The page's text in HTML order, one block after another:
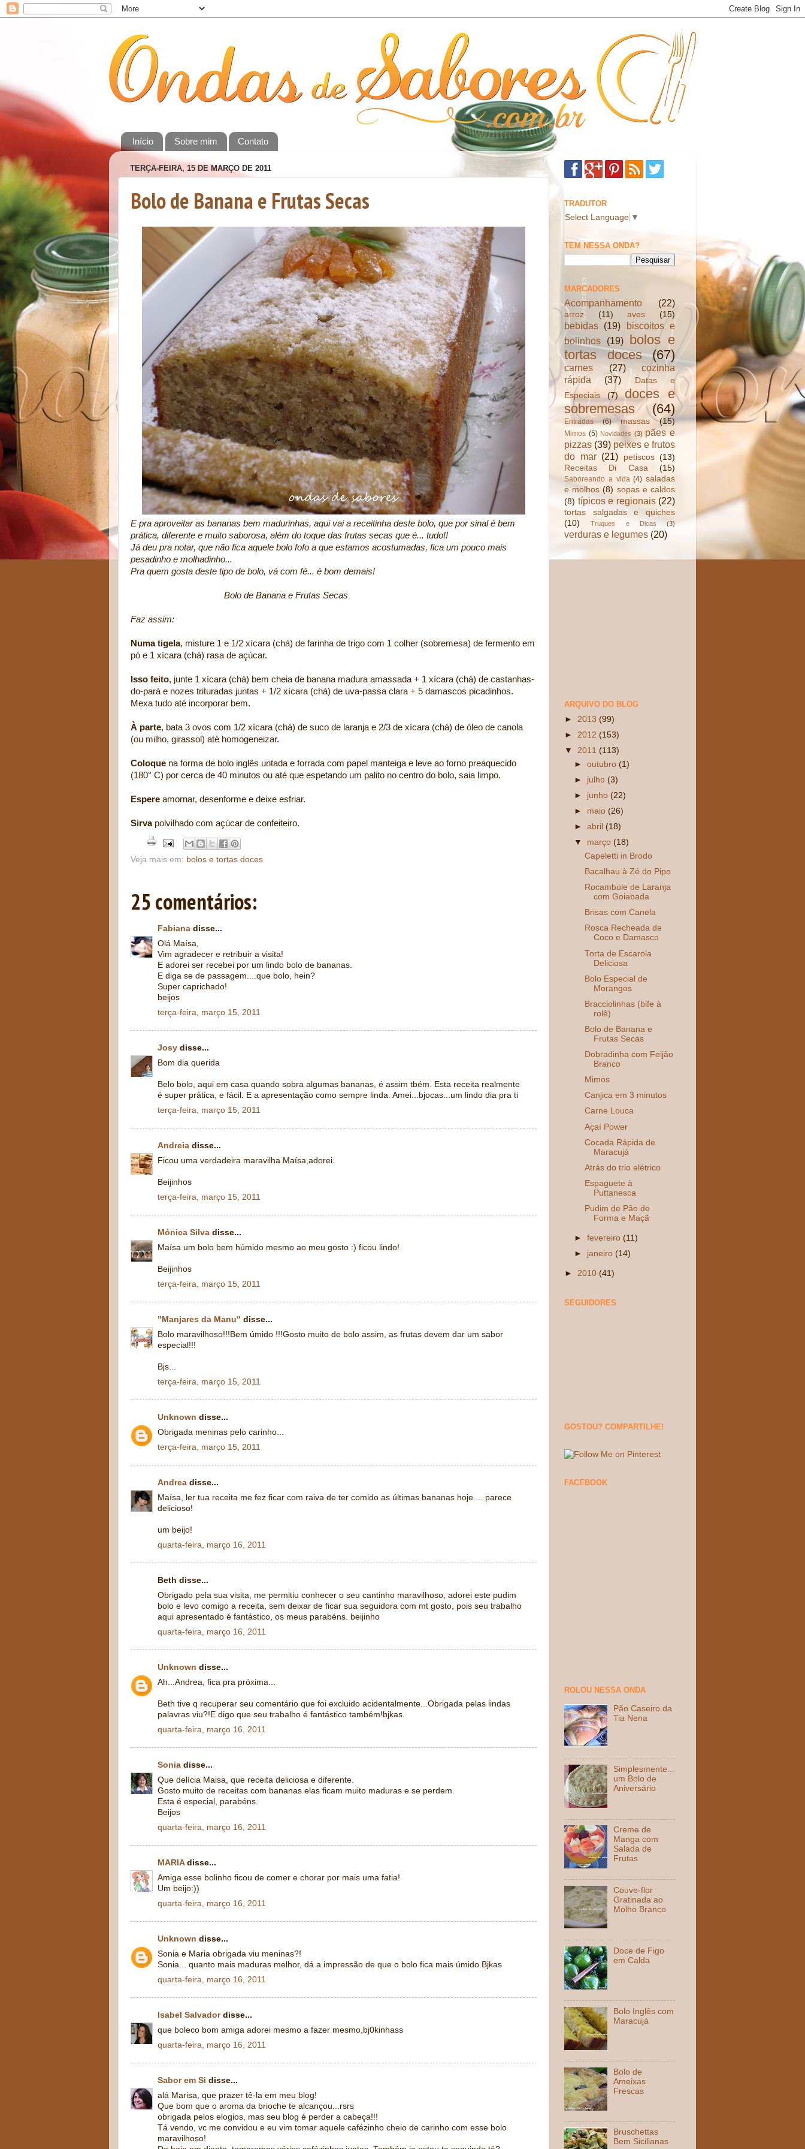
Início Sobre mim Contato
TERÇA-FEIRA, 15 DE MARÇO DE 2011
Bolo de Banana e Frutas Secas
E pra aproveitar as bananas bem madurinhas, aqui vai a receitinha deste bolo, que por sinal é bem
prática, diferente e muito saborosa, além do toque das frutas secas que é... tudo!!
Já deu pra notar, que não fica aquele bolo fofo a que estamos acostumadas, fica um pouco mais
pesadinho e molhadinho...
Pra quem gosta deste tipo de bolo, vá com fé... é bom demais!
Bolo de Banana e Frutas Secas
Faz assim:
Numa tigela, misture 1 e 1/2 xícara (chá) de farinha de trigo com 1 colher (sobremesa) de fermento em
pó e 1 xícara (chá) rasa de açúcar.
Isso feito, junte 1 xícara (chá) bem cheia de banana madura amassada + 1 xícara (chá) de castanhas-
do-pará e nozes trituradas juntas + 1/2 xícara (chá) de uva-passa clara + 5 damascos picadinhos.
Mexa tudo até incorporar bem.
À parte, bata 3 ovos com 1/2 xícara (chá) de suco de laranja e 2/3 de xícara (chá) de óleo de canola
(ou milho, girassol) até homogeneizar.
Coloque na forma de bolo inglês untada e forrada com papel manteiga e leve ao forno preaquecido
(180° C) por cerca de 40 minutos ou até que espetando um palito no centro do bolo, saia limpo.
Espere amornar, desenforme e deixe esfriar.
Sirvapolvilhado com açúcar de confeiteiro.
Veja mais em: bolos e tortas doces
25 comentários:
Fabiana disse...
Olá Maísa,
Vim agradecer e retribuir a visita!
E adorei ser recebei por um lindo bolo de bananas.
E diga se de passagem....que bolo, hein?
Super caprichado!
beijos
terça-feira, março 15, 2011
Josy disse...
Bom dia querida
Belo bolo, aqui em casa quando sobra algumas bananas, é assim tbém. Esta receita realmente
é super prática, e fácil. E a apresentação como sempre linda. Amei...bjocas...um lindo dia pra ti
terça-feira, março 15, 2011
Andreia disse...
Ficou uma verdadeira maravilha Maísa,adorei.
Beijinhos
terça-feira, março 15, 2011
Mónica Silva disse...
Maísa um bolo bem húmido mesmo ao meu gosto :) ficou lindo!
Beijinhos
terça-feira, março 15, 2011
"Manjares da Manu" disse...
Bolo maravilhoso!!!Bem úmido !!!Gosto muito de bolo assim, as frutas devem dar um sabor
especial!!!
Bjs...
terça-feira, março 15, 2011
Unknown disse...
Obrigada meninas pelo carinho...
terça-feira, março 15, 2011
Andrea disse...
Maísa, ler tua receita me fez ficar com raiva de ter comido as últimas bananas hoje.... parece
delicioso!
um beijo!
quarta-feira, março 16, 2011
Beth disse...
Obrigado pela sua visita, me permitiu conhecer o seu cantinho maravilhoso, adorei este pudim
bolo e levo comigo a receita, sem deixar de ficar sua seguidora com mt gosto, pois seu trabalho
aqui apresentado é fantástico, os meus parabéns. beijinho
quarta-feira, março 16, 2011
Unknown disse...
Ah...Andrea, fica pra próxima...
Beth tive q recuperar seu comentário que foi excluido acidentalmente...Obrigada pelas lindas
palavras viu?!E digo que seu trabalho é fantástico também!bjkas.
quarta-feira, março 16, 2011
Sonia disse...
Que delícia Maisa, que receita deliciosa e diferente.
Gosto muito de receitas com bananas elas ficam muito maduras e se perdem.
Esta é especial, parabéns.
Beijos
quarta-feira, março 16, 2011
MARIAdisse...
Amiga esse bolinho ficou de comer e chorar por mais uma fatia!
Um beijo:))
quarta-feira, março 16, 2011
Unknown disse...
Sonia e Maria obrigada viu meninas?!
Sonia... quanto mais maduras melhor, dá a impressão de que o bolo fica mais úmido.Bjkas
quarta-feira, março 16, 2011
Isabel Salvadordisse...
que boleco bom amiga adorei mesmo a fazer mesmo,bj0kinhass
quarta-feira, março 16, 2011
Sabor em Si disse...
alá Marisa, que prazer tê-la em meu blog!
Que bom que o aroma da brioche te alcançou...rsrs
obrigada pelos elogios, mas seu blog é perder a cabeça!!!
Tá vendo, vc me convidou e eu vim tomar aquele cafézinho cheio de carinho com esse bolo
maravilhoso!
TRADUTOR
Select Language ▼
TEM NESSA ONDA?
MARCADORES
Acompanhamento (22)
arroz (11) aves (15)
bebidas (19)
biscoitos e
bolinhos
(19)
bolos e
tortas doces
(67)
carnes (27)
cozinha
rápida
(37)
Datas e
Especiais
(7)
doces e
sobremesas
(64)
Entradas (6) massas (15)
Mimos (5) Novidades (3) pães e
pizzas (39) peixes e frutos
do mar (21) petiscos (13)
Receitas Di Casa
(15)
Saboreando a vida (4) saladas
e molhos (8) sopas e caldos
(8) típicos e regionais (22)
tortas salgadas e quiches
(10)
Truques e Dicas (3)
verduras e legumes (20)
ARQUIVO DO BLOG
► 2013 (99)
► 2012 (153)
▼ 2011 (113)
►outubro (1)
► julho (3)
► junho (22)
► maio (26)
►abril (18)
▼ março (18)
Capeletti in Brodo
Bacalhau à Zé do Pipo
Rocambole de Laranja
com Goiabada
Brisas com Canela
Rosca Recheada de
Coco e Damasco
Torta de Escarola
Deliciosa
Bolo Especial de
Morangos
Bracciolinhas (bife à
rolê)
Bolo de Banana e
Frutas Secas
Dobradinha com Feijão
Branco
Mimos
Canjica em 3 minutos
Carne Louca
Açaí Power
Cocada Rápida de
Maracujá
Atrás do trio elétrico
Espaguete à
Puttanesca
Pudim de Pão de
Forma e Maçã
►fevereiro (11)
► janeiro (14)
► 2010 (41)
SEGUIDORES
GOSTOU? COMPARTILHE!
FACEBOOK
ROLOU NESSA ONDA
Pão Caseiro da
Tia Nena
Simplesmente...
um Bolo de
Aniversário
Creme de
Manga com
Salada de
Frutas
Couve-flor
Gratinada ao
Molho Branco
Doce de Figo
em Calda
Bolo Inglês com
Maracujá
Bolo de
Ameixas
Frescas
Bruschettas
Bem Sicilianas